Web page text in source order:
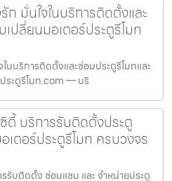
ก มั่นใจในบริการติดตั้งและ
ปลี่ยนมอเตอร์ประตูรีโมท
นบริการติดตั้งและซ่อมประตูรีโมทและ
ระตูรีโมท.com — บริ
ตี้ บริการรับติดตั้งประตู
เตอร์ประตูรีโมท ครบวงจร
รับติดตั้ง ซ่อมแซม และ จำหน่ายประตู